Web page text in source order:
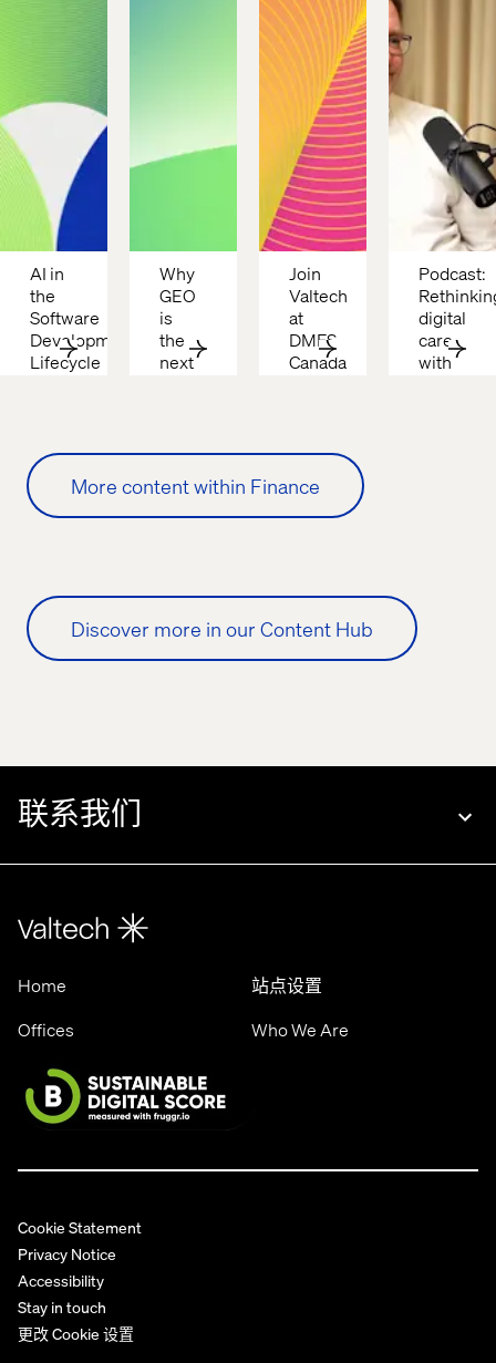
AI in
the
Software
Development
Lifecycle
Why
GEO
is
the
next
visibility
Join
Valtech
at
DMFS
Canada
Podcast:
digital
care
with
More content within Finance
Discover more in our Content Hub
联系我们
Home
站点设置
Offices
Who We Are
Cookie Statement
Privacy Notice
Accessibility
Stay in touch
更改 Cookie 设置